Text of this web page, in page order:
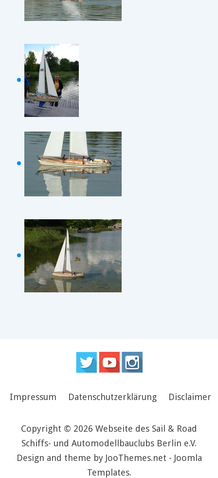
Impressum Datenschutzerklärung Disclaimer
Copyright © 2026 Webseite des Sail & Road
Schiffs- und Automodellbauclubs Berlin e.V.
Design and theme by JooThemes.net - Joomla
Templates.